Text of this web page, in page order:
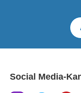
Social Media-